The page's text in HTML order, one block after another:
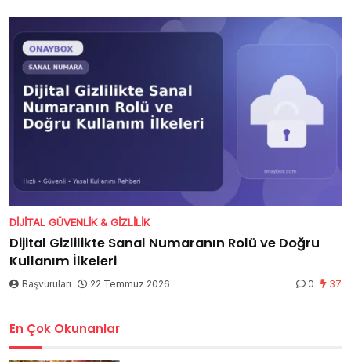
DIJITAL GÜVENLIK & GIZLILIK
Dijital Gizlilikte Sanal Numaranın Rolü ve Doğru
Kullanım İlkeleri
Başvuruları 22 Temmuz 2026 0 37
En Çok Okunanlar